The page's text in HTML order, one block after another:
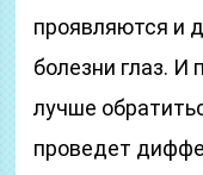
проявляются и
болезни глаз. И
лучше
проведет